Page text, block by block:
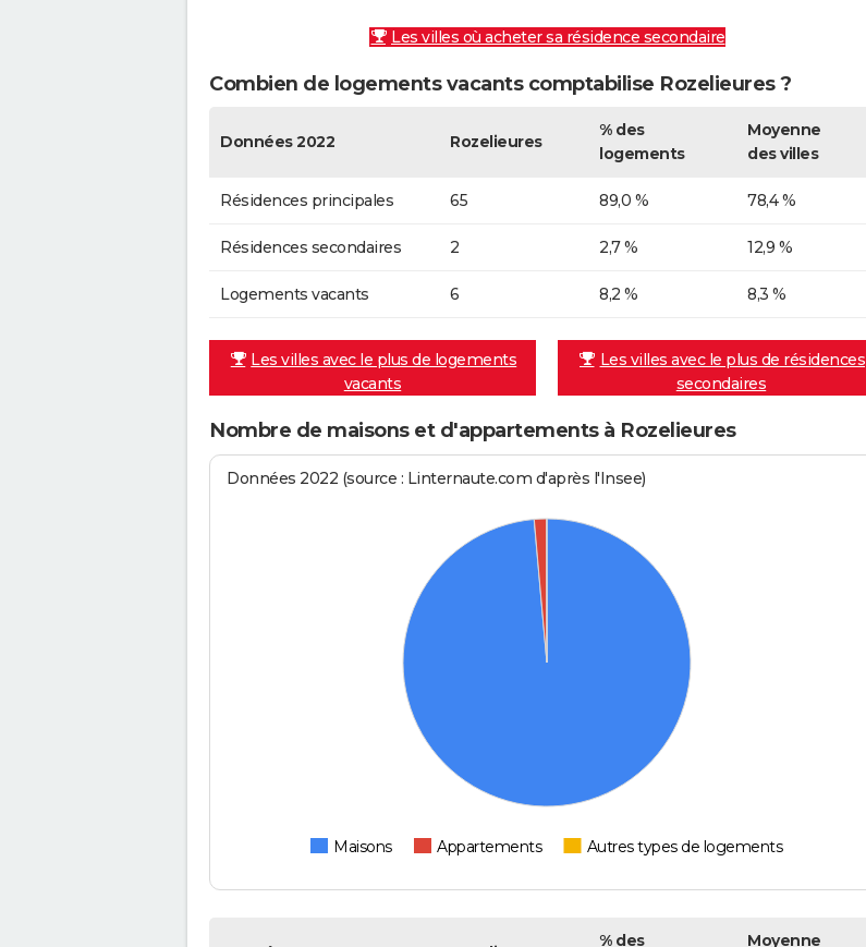
Les villes où acheter sa résidence secondaire
Combien de logements vacants comptabilise Rozelieures ?
Données 2022 Rozelieures
% des
logements
Moyenne
des villes
Résidences principales 65 89,0 % 78,4 %
Résidences secondaires 2 2,7 % 12,9 %
Logements vacants 6 8,2 % 8,3 %
Les villes avec le plus de logements
vacants
Les villes avec le plus de résidences
secondaires
Nombre de maisons et d'appartements à Rozelieures
Données 2022 (source : Linternaute.com d'après l'Insee)
Maisons Appartements Autres types de logements
% des Moyenne